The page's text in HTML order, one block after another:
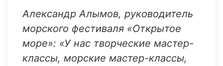
Александр Алымов, руководитель
морского фестиваля «Открытое
море»: «У нас творческие мастер-
классы, морские мастер-классы,